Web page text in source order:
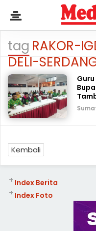
tag RAKOR-
DELI-
Kembali
Index Berita
+
Index Foto
+